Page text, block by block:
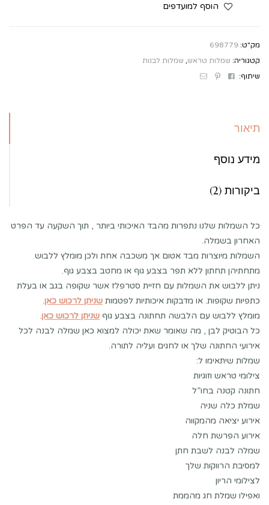
הוסף למועדפים
מק"ט: 698779
קטגוריה: שמלות טראש שמלות לבנות
שיתוף:
Facebook
Pinterest
Email
תיאור
מידע נוסף
ביקורות (2)
כל השמלות שלנו נתפרות מהבד האיכותי ביותר , תוך השקעה עד הפרט
האחרון בשמלה.
השמלות מיוצרות מבד אטום אך משכבה אחת ולכן מומלץ ללבוש
מתחתיהן תחתון ללא תפר בצבע גוף או מחטב בצבע גוף.
ניתן ללבוש את השמלות עם חזיית סטרפלז אשר שקופה בגב או בעלת
כתפיות שקופות. או מדבקות איכותיות לפטמות שניתן לרכוש כאן.
מומלץ ללבוש עם הלבשה תחתונה בצבע גוף שניתן לרכוש כאן.
כל הבוטיק לבן , מה שאומר שאת יכולה למצוא כאן שמלה לבנה לכל
אירועי החתונה שלך או לחגים ועליה לתורה.
שמלות שיתאימו ל:
צילומי טראש וזוגיות
חתונה קטנה בחו”ל
שמלת כלה שניה
אירוע יציאה מהמקווה
אירוע הפרשת חלה
שמלה לבנה לשבת חתן
למסיבת הרווקות שלך
לצילומי הריון
ואפילו שמלת חג מהממת